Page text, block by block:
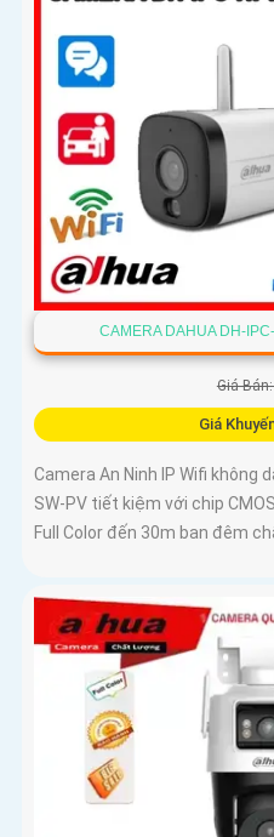
CAMERA DAHUA DH-
Giá
Giá
Camera An Ninh IP Wifi không
SW-PV tiết kiệm với chip
Full Color đến 30m ban đêm